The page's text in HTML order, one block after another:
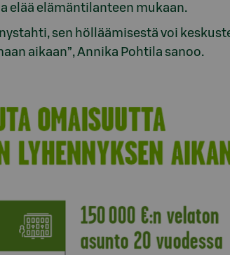
elää elämäntilanteen mukaan.
sen hölläämisestä voi
aikaan”, Annika Pohtila sanoo.